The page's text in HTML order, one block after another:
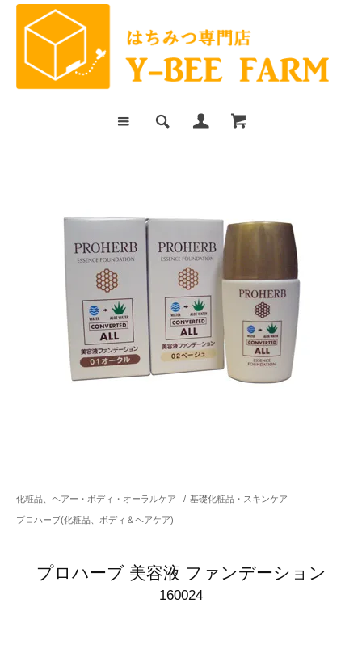
化粧品、ヘアー・ボディ・オーラルケア / 基礎化粧品・スキンケア
プロハーブ(化粧品、ボディ＆ヘアケア)
プロハーブ 美容液 ファンデーション
160024